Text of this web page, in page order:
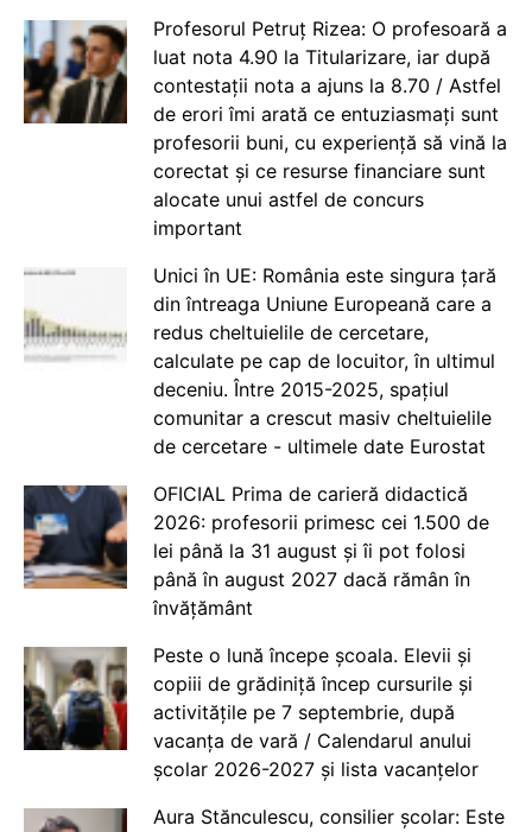
Profesorul Petruț Rizea: O profesoară a
luat nota 4.90 la Titularizare, iar după
contestații nota a ajuns la 8.70 / Astfel
de erori îmi arată ce entuziasmați sunt
profesorii buni, cu experiență să vină la
corectat și ce resurse financiare sunt
alocate unui astfel de concurs
important
Unici în UE: România este singura țară
din întreaga Uniune Europeană care a
redus cheltuielile de cercetare,
calculate pe cap de locuitor, în ultimul
deceniu. Între 2015-2025, spațiul
comunitar a crescut masiv cheltuielile
de cercetare - ultimele date Eurostat
OFICIAL Prima de carieră didactică
2026: profesorii primesc cei 1.500 de
lei până la 31 august și îi pot folosi
până în august 2027 dacă rămân în
învățământ
Peste o lună începe școala. Elevii și
copiii de grădiniță încep cursurile și
activitățile pe 7 septembrie, după
vacanța de vară / Calendarul anului
școlar 2026-2027 și lista vacanțelor
Aura Stănculescu, consilier școlar: Este